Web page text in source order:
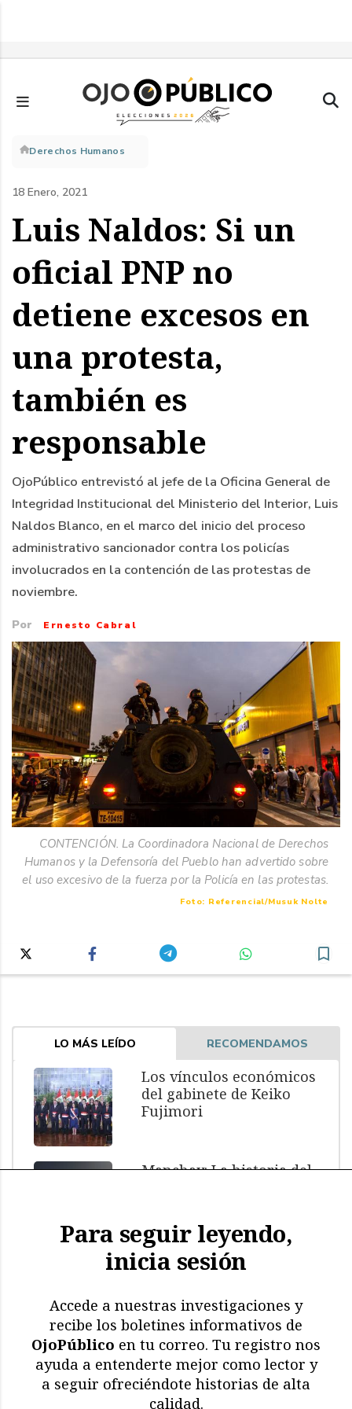
principal
Sobrescribir
enlaces
de
ayuda
a
la
Derechos Humanos
18 Enero, 2021
Luis Naldos: Si un
oficial PNP no
detiene excesos en
una protesta,
también es
responsable
OjoPúblico entrevistó al jefe de la Oficina General de
Integridad Institucional del Ministerio del Interior, Luis
Naldos Blanco, en el marco del inicio del proceso
administrativo sancionador contra los policías
involucrados en la contención de las protestas de
noviembre.
Por Ernesto Cabral
CONTENCIÓN. La Coordinadora Nacional de Derechos
Humanos y la Defensoría del Pueblo han advertido sobre
el uso excesivo de la fuerza por la Policía en las protestas.
Foto: Referencial/Musuk Nolte
LO MÁS LEÍDO RECOMENDAMOS
Los vínculos económicos
del gabinete de Keiko
Fujimori
Manchay: La historia del
El impacto de El Niño: más
mamíferos marinos
muertos
Memoria en riesgo:
restricciones y deterioro
en los archivos de la CVR
Para seguir leyendo,
inicia sesión
Accede a nuestras investigaciones y
recibe los boletines informativos de
OjoPúblico en tu correo. Tu registro nos
ayuda a entenderte mejor como lector y
a seguir ofreciéndote historias de alta
calidad.